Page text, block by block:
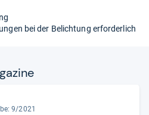
bei der Belichtung erforderlich
9/2021